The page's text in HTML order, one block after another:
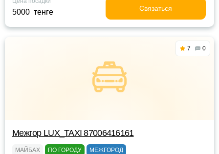
5000 тенге Связаться
7 0
Межгор LUX_TAXI 87006416161
МАЙБАХ ПО ГОРОДУ МЕЖГОРОД